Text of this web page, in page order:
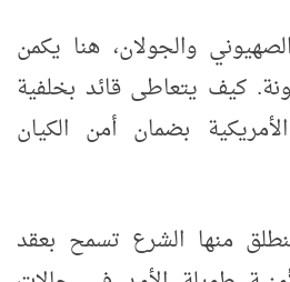
والجولان، هنا يكمن
كيف يتعاطى قائد بخلفية
بضمان أمن الكيان
منها الشرع تسمح بعقد